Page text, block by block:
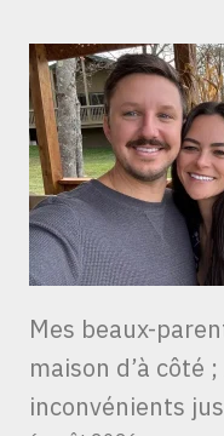
Mes beaux-
maison d’à côté
inconvénients